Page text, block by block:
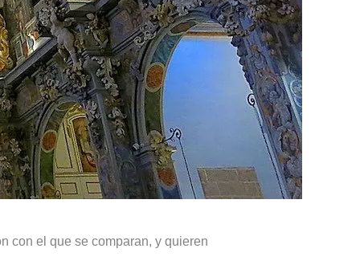
con el que se comparan, y quieren